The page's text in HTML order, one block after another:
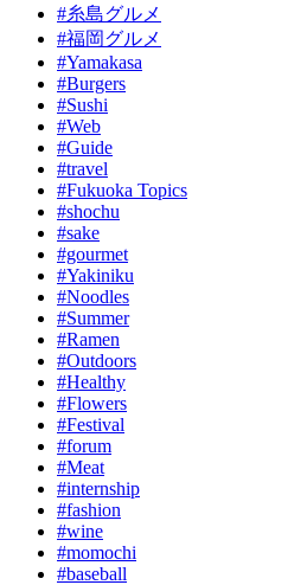
#糸島グルメ
#福岡グルメ
#Yamakasa
#Burgers
#Sushi
#Web
#Guide
#travel
#Fukuoka Topics
#shochu
#sake
#gourmet
#Yakiniku
#Noodles
#Summer
#Ramen
#Outdoors
#Healthy
#Flowers
#Festival
#forum
#Meat
#internship
#fashion
#wine
#momochi
#baseball